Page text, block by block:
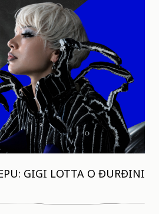
GIGI LOTTA O ĐURĐINI